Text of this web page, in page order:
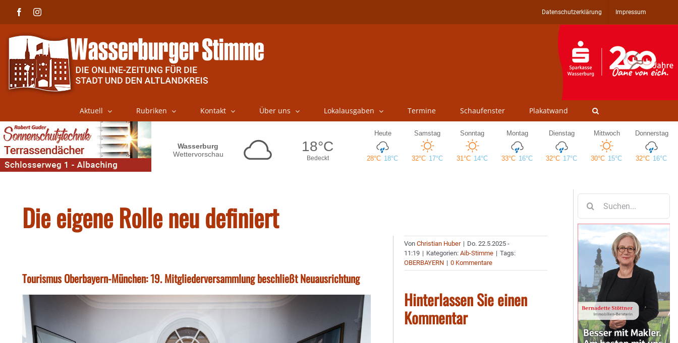
FacebookInstagram Datenschutzerklärung Impressum
Aktuell Rubriken Kontakt Über uns Lokalausgaben Termine Schaufenster Plakatwand
Die eigene Rolle neu definiert
Tourismus Oberbayern-München: 19. Mitgliederversammlung beschließt Neuausrichtung
VonChristian Huber | Do. 22.5.2025 -
11:19 | Kategorien:Aib-Stimme | Tags:
OBERBAYERN | 0 Kommentare
Hinterlassen Sie einen
Kommentar
nach: